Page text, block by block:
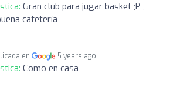
Gran club para jugar basket ;P ,
cafetería
en 5 years ago
Como en casa